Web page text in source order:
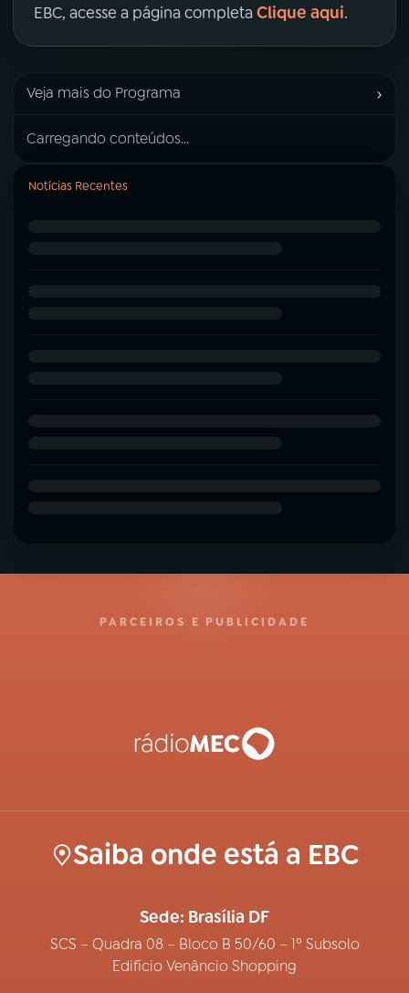
EBC, acesse a página completa Clique aqui.
Veja mais do Programa ›
Carregando conteúdos...
Notícias Recentes
PARCEIROS E PUBLICIDADE
Saiba onde está a EBC
Sede: Brasília DF
SCS – Quadra 08 – Bloco B 50/60 – 1º Subsolo
Edifício Venâncio Shopping